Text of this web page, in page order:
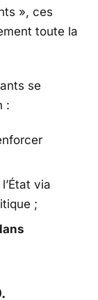
», ces
toute la
se
:
via
;